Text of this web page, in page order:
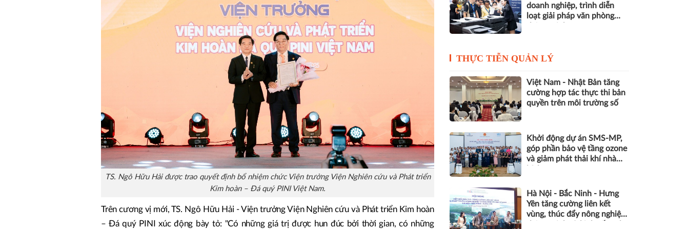
TS. Ngô Hữu Hải được trao quyết định bổ nhiệm chức Viện trưởng Viện Nghiên cứu và Phát triển
Kim hoàn – Đá quý PINI Việt Nam.
Trên cương vị mới, TS. Ngô Hữu Hải - Viện trưởng Viện Nghiên cứu và Phát triển Kim hoàn
– Đá quý PINI xúc động bày tỏ: "Có những giá trị được hun đúc bởi thời gian, có những
doanh nghiệp, trình diễn
loạt giải pháp văn phòng
THỰC TIỄN QUẢN LÝ
Việt Nam - Nhật Bản tăng
cường hợp tác thực thi bản
quyền trên môi trường số
Khởi động dự án SMS-MP,
góp phần bảo vệ tầng ozone
và giảm phát thải khí nhà
Hà Nội - Bắc Ninh - Hưng
Yên tăng cường liên kết
vùng, thúc đẩy nông nghiệp